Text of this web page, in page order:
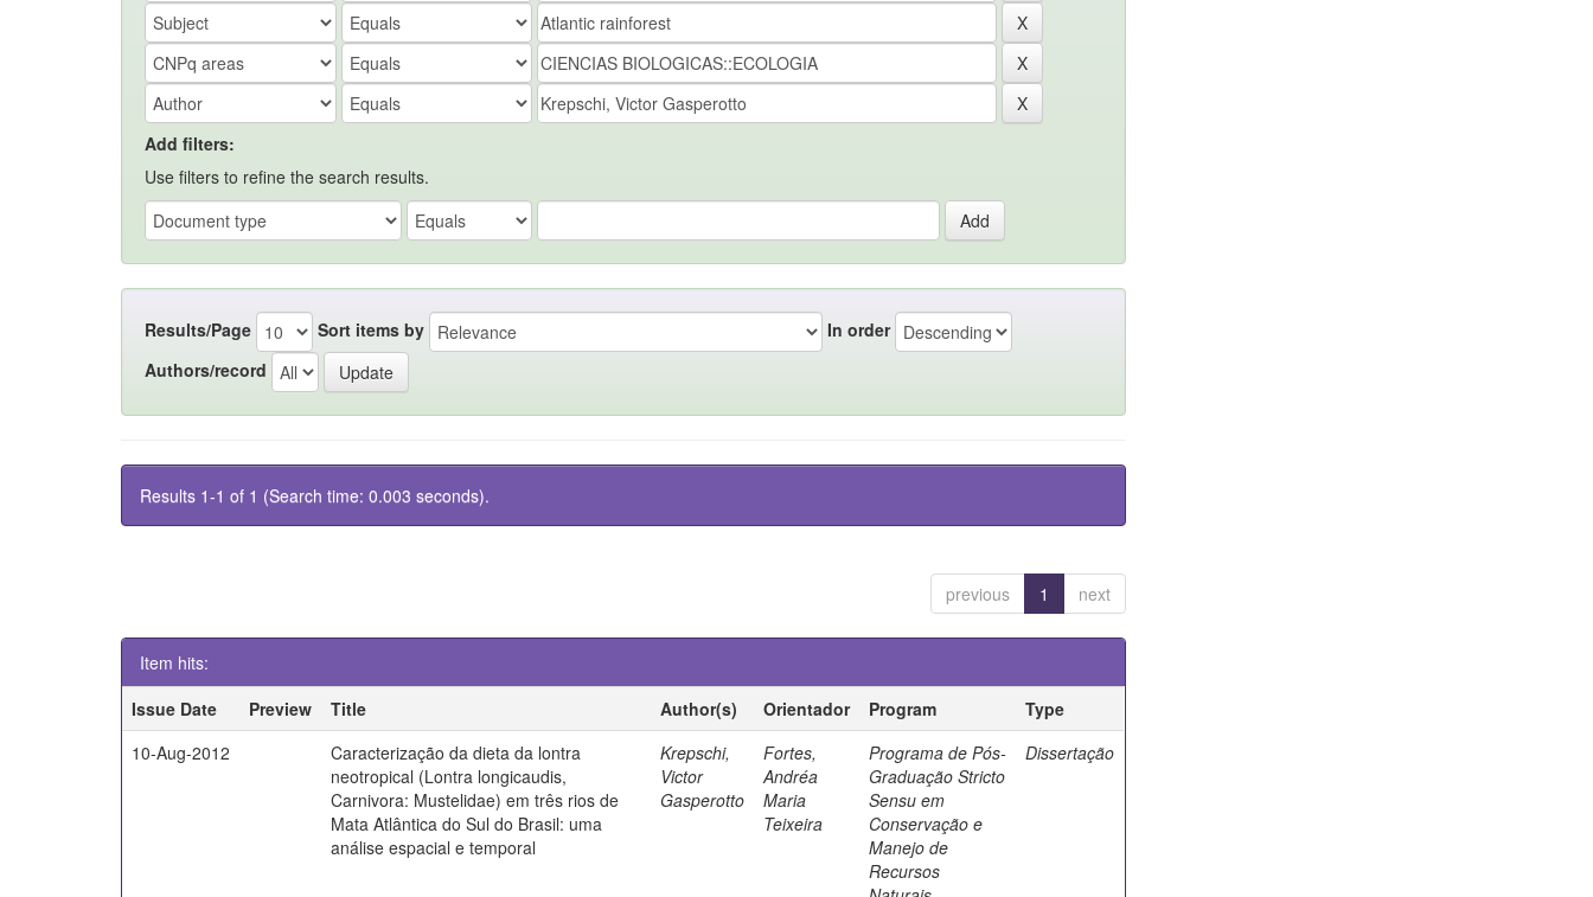
Add filters:
Use filters to refine the search results.
Results/Page Sort items by
In order
Authors/record
Results 1-1 of 1 (Search time: 0.003 seconds).
previous 1 next
Item hits:
Issue Date
Preview Title Author(s) Orientador Program
Type
10-Aug-2012
Caracterização da dieta da lontra
neotropical (Lontra longicaudis,
Carnivora: Mustelidae) em três rios de
Mata Atlântica do Sul do Brasil: uma
análise espacial e temporal
Krepschi,
Victor
Gasperotto
Fortes,
Andréa
Maria
Teixeira
Programa de Pós-
Graduação Stricto
Sensu em
Conservação e
Manejo de
Recursos
Dissertação